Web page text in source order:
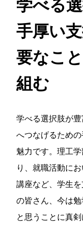
学べる
手厚い
要なこ
組む
学べる選択肢が
へつなげるため
魅力です。理工
り、就職活動に
講座など、学生
の皆さん、今は
と思うことに真